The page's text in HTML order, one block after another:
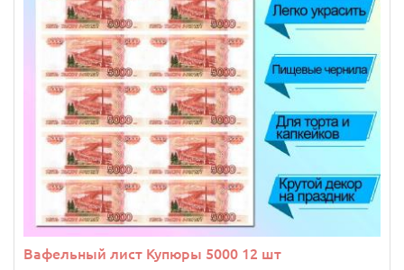
Вафельный лист Купюры 5000 12 шт